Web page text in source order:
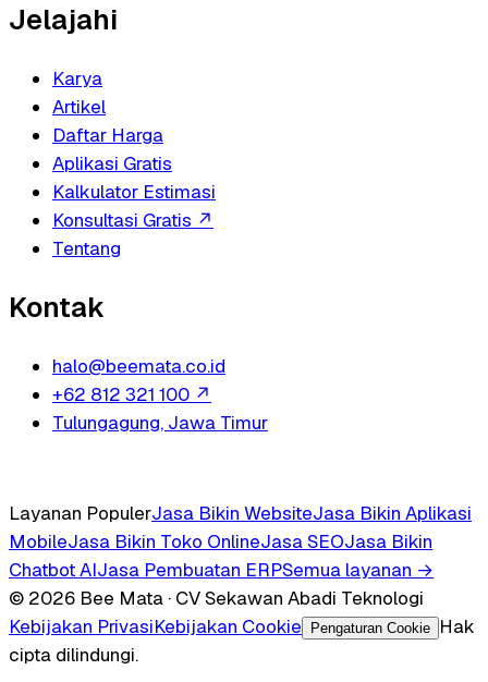
Jelajahi
Karya
Artikel
Daftar Harga
Aplikasi Gratis
Kalkulator Estimasi
Konsultasi Gratis ↗
Tentang
Kontak
halo@beemata.co.id
+62 812 321 100 ↗
Tulungagung, Jawa Timur
Layanan PopulerJasa Bikin WebsiteJasa Bikin Aplikasi
MobileJasa Bikin Toko OnlineJasa SEOJasa Bikin
Chatbot AIJasa Pembuatan ERPSemua layanan →
© 2026 Bee Mata · CV Sekawan Abadi Teknologi
Kebijakan PrivasiKebijakan Cookie Pengaturan Cookie
Hak
cipta dilindungi.